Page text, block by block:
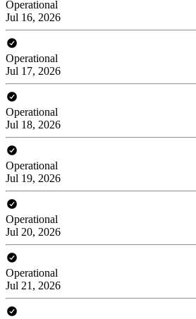
Operational
Jul 16, 2026
Operational
Jul 17, 2026
Operational
Jul 18, 2026
Operational
Jul 19, 2026
Operational
Jul 20, 2026
Operational
Jul 21, 2026